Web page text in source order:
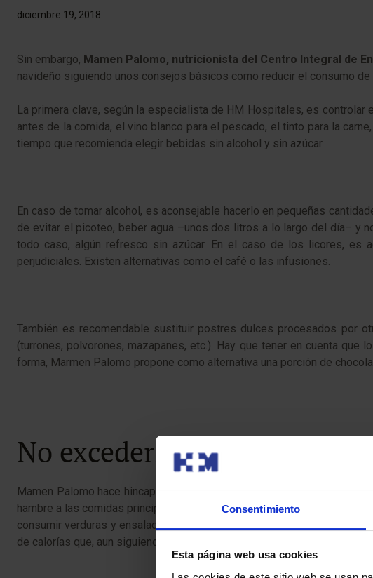
Consentimiento
Esta página web usa cookies
diciembre 19, 2018
​Sin embargo, Mamen Palomo, nutricionista del Centro Integral de
navideño siguiendo unos consejos básicos como reducir el consumo
La primera clave, según la especialista de HM Hospitales, es
antes de la comida, el vino blanco para el pescado, el tinto para la
tiempo que recomienda elegir bebidas sin alcohol y sin azúcar.
En caso de tomar alcohol, es aconsejable hacerlo en pequeñas
de evitar el picoteo, beber agua –unos dos litros a lo largo del día– y
todo caso, algún refresco sin azúcar. En el caso de los licores, es
perjudiciales. Existen alternativas como el café o las infusiones.
También es recomendable sustituir postres dulces procesados por
(turrones, polvorones, mazapanes, etc.). Hay que tener en cuenta
forma, Marmen Palomo propone como alternativa una porción de
No excederse con las calorías
Mamen Palomo hace hincapié en evitar el exceso de grasas y
hambre a las comidas principales, así como elegir pescados o
consumir verduras y ensalada. Otra recomendación importante es
de calorías que, aun siguiendo todos los consejos, se va a dar en la